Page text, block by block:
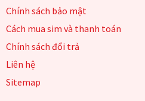
Chính sách bảo mật
Cách mua sim và thanh toán
Chính sách đổi trả
Liên hệ
Sitemap